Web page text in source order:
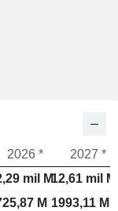
2026 *
2027 *
mil M12,61 mil M
M 1993,11 M